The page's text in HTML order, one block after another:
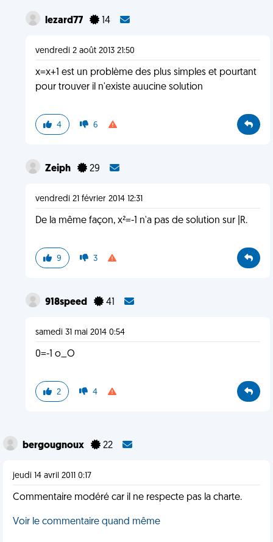
lezard77 14
vendredi 2 août 2013 21:50
x=x+1 est un problème des plus simples et pourtant
pour trouver il n'existe auucine solution
4 6
Zeiph 29
vendredi 21 février 2014 12:31
De la même façon, x²=-1 n'a pas de solution sur |R.
9 3
918speed 41
samedi 31 mai 2014 0:54
0=-1 o_O
2 4
bergougnoux 22
jeudi 14 avril 2011 0:17
Commentaire modéré car il ne respecte pas la charte.
Voir le commentaire quand même